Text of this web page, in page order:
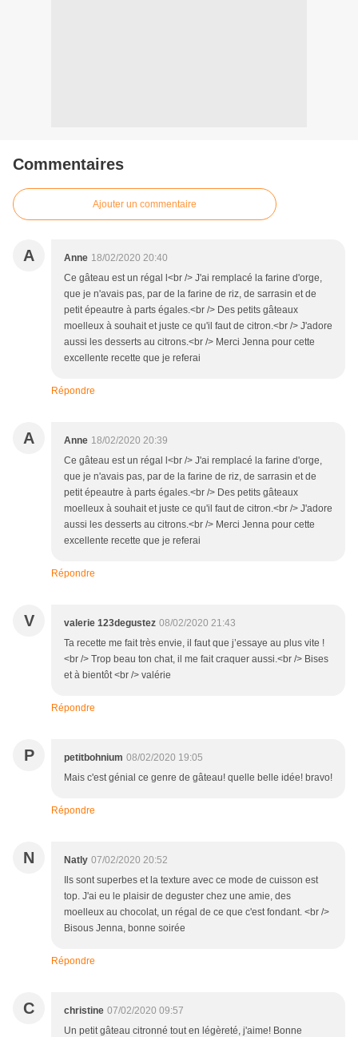
Commentaires
Ajouter un commentaire
A Anne 18/02/2020 20:40
Ce gâteau est un régal l<br /> J'ai remplacé la farine d'orge,
que je n'avais pas, par de la farine de riz, de sarrasin et de
petit épeautre à parts égales.<br /> Des petits gâteaux
moelleux à souhait et juste ce qu'il faut de citron.<br /> J'adore
aussi les desserts au citrons.<br /> Merci Jenna pour cette
excellente recette que je referai
Répondre
A Anne 18/02/2020 20:39
Ce gâteau est un régal l<br /> J'ai remplacé la farine d'orge,
que je n'avais pas, par de la farine de riz, de sarrasin et de
petit épeautre à parts égales.<br /> Des petits gâteaux
moelleux à souhait et juste ce qu'il faut de citron.<br /> J'adore
aussi les desserts au citrons.<br /> Merci Jenna pour cette
excellente recette que je referai
Répondre
V valerie 123degustez 08/02/2020 21:43
Ta recette me fait très envie, il faut que j’essaye au plus vite !
<br /> Trop beau ton chat, il me fait craquer aussi.<br /> Bises
et à bientôt <br /> valérie
Répondre
P petitbohnium 08/02/2020 19:05
Mais c'est génial ce genre de gâteau! quelle belle idée! bravo!
Répondre
N Natly 07/02/2020 20:52
Ils sont superbes et la texture avec ce mode de cuisson est
top. J'ai eu le plaisir de deguster chez une amie, des
moelleux au chocolat, un régal de ce que c'est fondant. <br />
Bisous Jenna, bonne soirée
Répondre
C christine 07/02/2020 09:57
Un petit gâteau citronné tout en légèreté, j'aime! Bonne